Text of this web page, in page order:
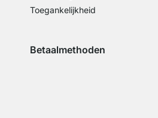
Toegankelijkheid
Betaalmethoden